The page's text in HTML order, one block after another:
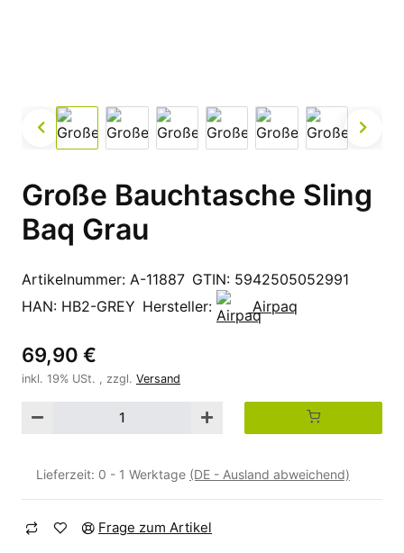
Große Bauchtasche Sling
Baq Grau
Artikelnummer: A-11887 GTIN: 5942505052991
HAN: HB2-GREY Hersteller: Airpaq
69,90 €
inkl. 19% USt. , zzgl. Versand
Lieferzeit: 0 - 1 Werktage (DE - Ausland abweichend)
Frage zum Artikel